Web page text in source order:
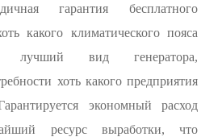
гарантия бесплатного
какого климатического пояса
лучший вид генератора,
хоть какого предприятия
экономный расход
ресурс выработки, что